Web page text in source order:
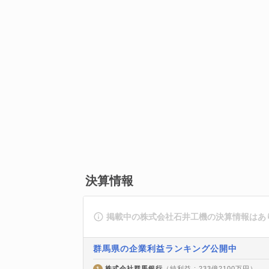
決算情報
掲載中の株式会社石井工機の決算情報はあ
群馬県の企業利益ランキング公開中